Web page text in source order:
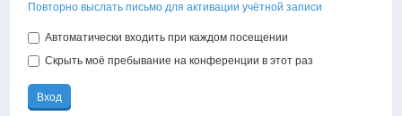
Повторно выслать письмо для активации учётной записи
Автоматически входить при каждом посещении
Скрыть моё пребывание на конференции в этот раз